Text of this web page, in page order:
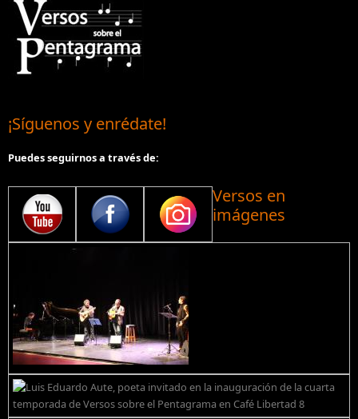
¡Síguenos y enrédate!
Puedes seguirnos a través de:
Versos en
imágenes